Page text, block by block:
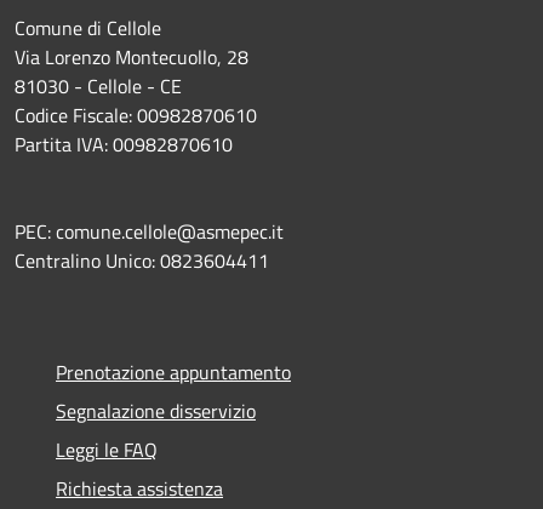
Comune di Cellole
Via Lorenzo Montecuollo, 28
81030 - Cellole - CE
Codice Fiscale: 00982870610
Partita IVA: 00982870610
PEC: comune.cellole@asmepec.it
Centralino Unico: 0823604411
Prenotazione appuntamento
Segnalazione disservizio
Leggi le FAQ
Richiesta assistenza